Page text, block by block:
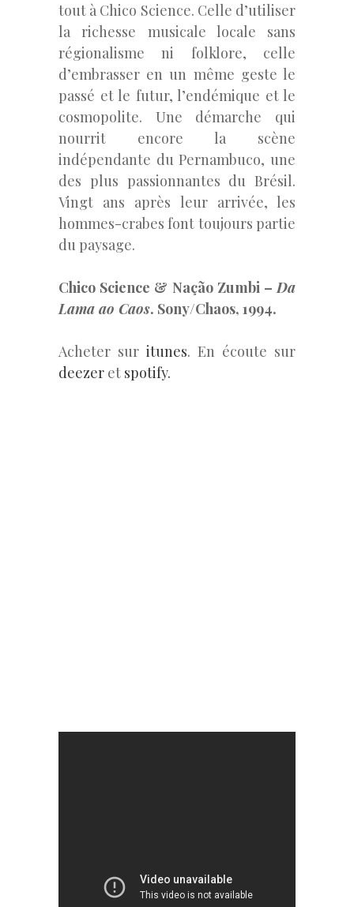
tout à Chico Science. Celle d’utiliser
la richesse musicale locale sans
régionalisme ni folklore, celle
d’embrasser en un même geste le
passé et le futur, l’endémique et le
cosmopolite. Une démarche qui
nourrit encore la scène
indépendante du Pernambuco, une
des plus passionnantes du Brésil.
Vingt ans après leur arrivée, les
hommes-crabes font toujours partie
du paysage.
Chico Science & Nação Zumbi –Da
Lama ao Caos. Sony/Chaos, 1994.
Acheter sur itunes. En écoute sur
deezer et spotify.